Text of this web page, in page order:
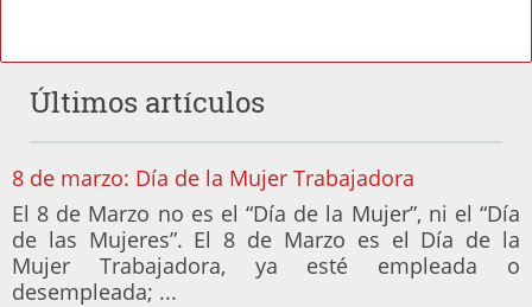
Últimos artículos
8 de marzo: Día de la Mujer Trabajadora
El 8 de Marzo no es el “Día de la Mujer”, ni el “Día
de las Mujeres”. El 8 de Marzo es el Día de la
Mujer Trabajadora, ya esté empleada o
desempleada; ...